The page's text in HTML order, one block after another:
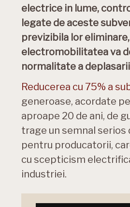
electrice in lume,
legate de aceste
previzibila lor
electromobilitatea va
normalitate a
Reducerea cu 75% a
generoase, acordate
aproape 20 de ani, de
trage un semnal serios
pentru producatorii,
cu scepticism
industriei.